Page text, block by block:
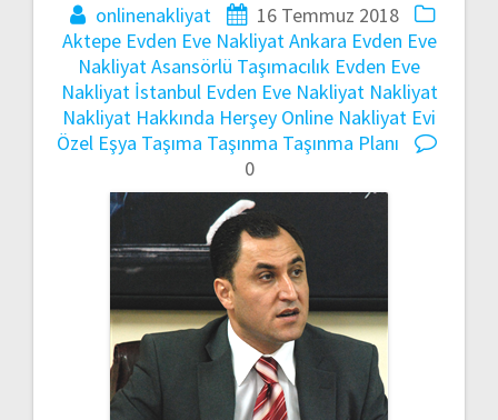
onlinenakliyat
16 Temmuz 2018
Aktepe Evden Eve NakliyatAnkara Evden Eve
NakliyatAsansörlü Taşımacılık Evden Eve
Nakliyat İstanbul Evden Eve Nakliyat Nakliyat
Nakliyat Hakkında Herşey Online Nakliyat Evi
Özel Eşya Taşıma Taşınma Taşınma Planı
0